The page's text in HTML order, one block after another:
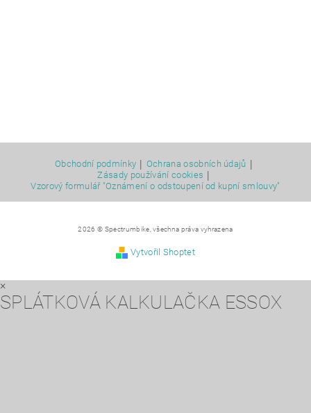
Obchodní podmínky | Ochrana osobních údajů |
Zásady používání cookies |
Vzorový formulář "Oznámení o odstoupení od kupní smlouvy"
2026 © Spectrumbike, všechna práva vyhrazena
Vytvořil Shoptet
×
SPLÁTKOVÁ KALKULAČKA ESSOX